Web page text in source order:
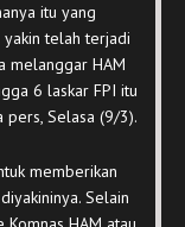
itu yang
telah terjadi
melanggar HAM
6 laskar FPI itu
pers, Selasa (9/3).
memberikan
Selain